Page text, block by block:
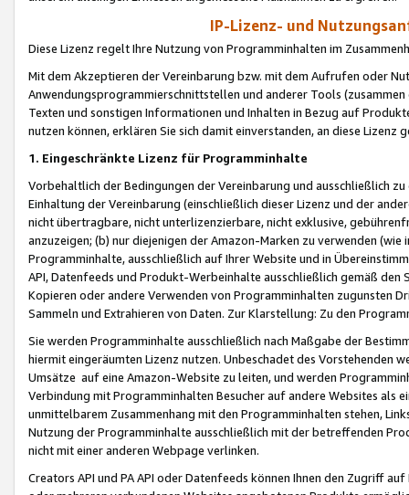
IP-Lizenz- und
Diese Lizenz regelt Ihre Nutzung von Programminhalten im
Mit dem Akzeptieren der Vereinbarung bzw. mit dem Aufrufen oder
Anwendungsprogrammierschnittstellen und anderer Tools (zusammen
Texten und sonstigen Informationen und Inhalten in Bezug auf
nutzen können, erklären Sie sich damit einverstanden, an diese Lizenz
1. Eingeschränkte Lizenz für Programminhalte
Vorbehaltlich der Bedingungen der Vereinbarung und ausschließlich
Einhaltung der Vereinbarung (einschließlich dieser Lizenz und der
nicht übertragbare, nicht unterlizenzierbare, nicht exklusive,
anzuzeigen; (b) nur diejenigen der Amazon-Marken zu verwenden
Programminhalte, ausschließlich auf Ihrer Website und in
API, Datenfeeds und Produkt-Werbeinhalte ausschließlich gemäß
Kopieren oder andere Verwenden von Programminhalten zugunsten
Sammeln und Extrahieren von Daten. Zur Klarstellung: Zu den
Sie werden Programminhalte ausschließlich nach Maßgabe der
hiermit eingeräumten Lizenz nutzen. Unbeschadet des Vorstehenden
Umsätze auf eine Amazon-Website zu leiten, und werden
Verbindung mit Programminhalten Besucher auf andere Websites als
unmittelbarem Zusammenhang mit den Programminhalten stehen,
Nutzung der Programminhalte ausschließlich mit der betreffenden
nicht mit einer anderen Webpage verlinken.
Creators API und PA API oder Datenfeeds können Ihnen den Zugriff